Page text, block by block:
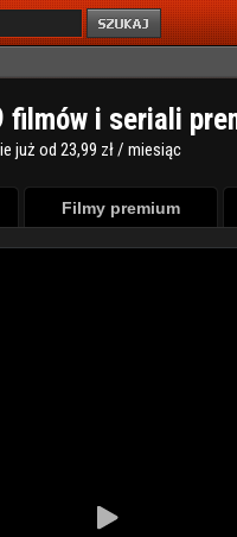
filmów i seriali
już od 23,99 zł / miesiąc
Filmy premium